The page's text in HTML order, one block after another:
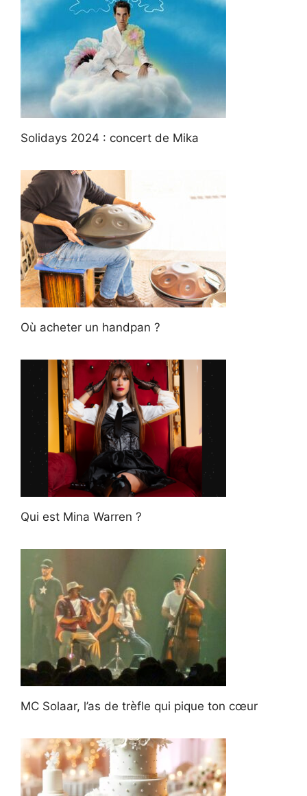
Solidays 2024 : concert de Mika
Où acheter un handpan ?
Qui est Mina Warren ?
MC Solaar, l’as de trèfle qui pique ton cœur